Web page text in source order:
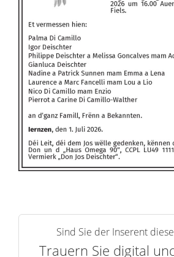
Sind Sie der Inserent
Trauern Sie digital